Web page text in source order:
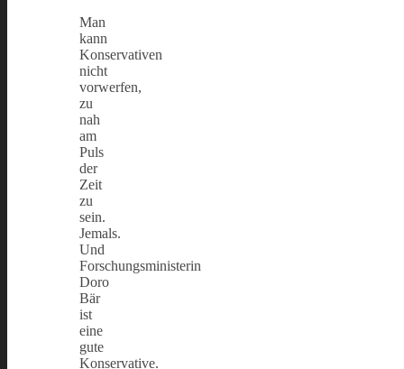
Man
kann
Konservativen
nicht
vorwerfen,
zu
nah
am
Puls
der
Zeit
zu
sein.
Jemals.
Und
Forschungsministerin
Doro
Bär
ist
eine
gute
Konservative.